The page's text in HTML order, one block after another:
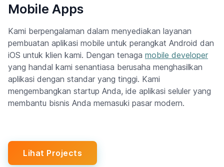
Mobile Apps
Kami berpengalaman dalam menyediakan layanan
pembuatan aplikasi mobile untuk perangkat Android dan
iOS untuk klien kami. Dengan tenaga mobile developer
yang handal kami senantiasa berusaha menghasilkan
aplikasi dengan standar yang tinggi. Kami
mengembangkan startup Anda, ide aplikasi seluler yang
membantu bisnis Anda memasuki pasar modern.
Lihat Projects